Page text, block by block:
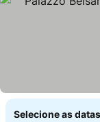
Selecione as